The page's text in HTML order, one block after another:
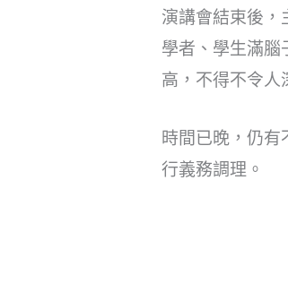
演講會結束後，
學者、學生滿腦
高，不得不令人
時間已晚，仍有
行義務調理。